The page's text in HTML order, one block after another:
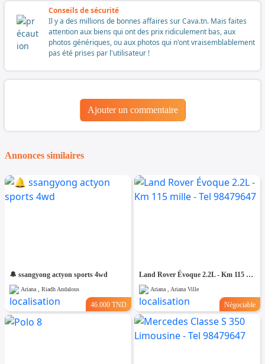
Conseils de sécurité
Il y a des millions de bonnes affaires sur Cava.tn. Mais faites
attention aux biens qui ont des prix ridiculement bas, aux
photos génériques, ou aux photos qui n'ont vraisemblablement
pas été prises par l'utilisateur !
Ajouter un commentaire
Annonces similaires
🔔 ssangyong actyon sports 4wd
Ariana , Riadh Andalous
46.000 TND
Land Rover Évoque 2.2L - Km 115 mille - Tel 98479647
Ariana , Ariana Ville
Négociable